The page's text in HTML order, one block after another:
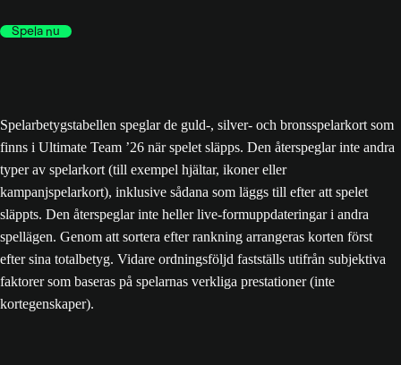
Spela nu
Spelarbetygstabellen speglar de guld-, silver- och bronsspelarkort som
finns i Ultimate Team ’26 när spelet släpps. Den återspeglar inte andra
typer av spelarkort (till exempel hjältar, ikoner eller
kampanjspelarkort), inklusive sådana som läggs till efter att spelet
släppts. Den återspeglar inte heller live-formuppdateringar i andra
spellägen. Genom att sortera efter rankning arrangeras korten först
efter sina totalbetyg. Vidare ordningsföljd fastställs utifrån subjektiva
faktorer som baseras på spelarnas verkliga prestationer (inte
kortegenskaper).